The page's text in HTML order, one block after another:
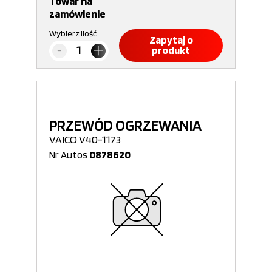
zamówienie
Wybierz ilość
Zapytaj o
produkt
PRZEWÓD OGRZEWANIA
VAICO V40-1173
Nr Autos 0878620